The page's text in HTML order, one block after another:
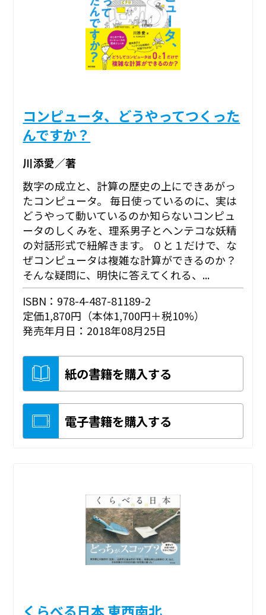
コンピュータ、どうやってつくった
んですか？
川添愛／著
数字の成立と、計算の歴史の上にできあがっ
たコンピュータ。 毎日使っているのに、実は
どうやって動いているのか知らないコンピュ
ータのしくみを、理系男子とヘンテコな妖精
の対話形式で紐解きます。 ０と１だけで、な
ぜコンピュータは複雑な計算ができるのか？
そんな疑問に、明快に答えてくれる、...
ISBN：978-4-487-81189-2
定価1,870円（本体1,700円＋税10%）
発売年月日：2018年08月25日
紙の書籍を購入する
電子書籍を購入する
くらべる日本 東西南北